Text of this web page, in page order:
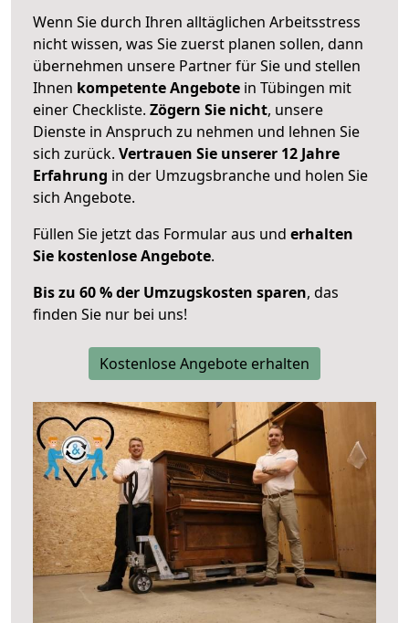
Wenn Sie durch Ihren alltäglichen Arbeitsstress
nicht wissen, was Sie zuerst planen sollen, dann
übernehmen unsere Partner für Sie und stellen
Ihnen kompetente Angebote in Tübingen mit
einer Checkliste. Zögern Sie nicht, unsere
Dienste in Anspruch zu nehmen und lehnen Sie
sich zurück. Vertrauen Sie unserer 12 Jahre
Erfahrung in der Umzugsbranche und holen Sie
sich Angebote.
Füllen Sie jetzt das Formular aus und erhalten
Sie kostenlose Angebote.
Bis zu 60 % der Umzugskosten sparen, das
finden Sie nur bei uns!
Kostenlose Angebote erhalten